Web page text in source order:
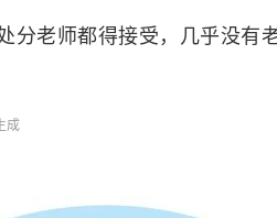
分老师都得接受，几乎没有
成